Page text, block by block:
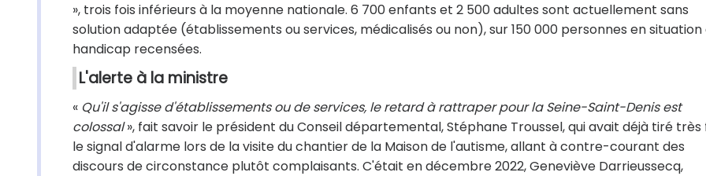
», trois fois inférieurs à la moyenne nationale. 6 700 enfants et 2 500 adultes sont actuellement sans
solution adaptée (établissements ou services, médicalisés ou non), sur 150 000 personnes en situation
handicap recensées.
L'alerte à la ministre
« Qu'il s'agisse d'établissements ou de services, le retard à rattraper pour la Seine-Saint-Denis est
colossal», fait savoir le président du Conseil départemental, Stéphane Troussel, qui avait déjà tiré
le signal d'alarme lors de la visite du chantier de la Maison de l'autisme, allant à contre-courant des
discours de circonstance plutôt complaisants. C'était en décembre 2022, Geneviève Darrieussecq,